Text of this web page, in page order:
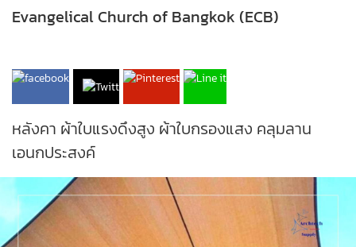
Evangelical Church of Bangkok (ECB)
หลังคา ผ้าใบแรงดึงสูง ผ้าใบกรองแสง คลุมลาน
เอนกประสงค์